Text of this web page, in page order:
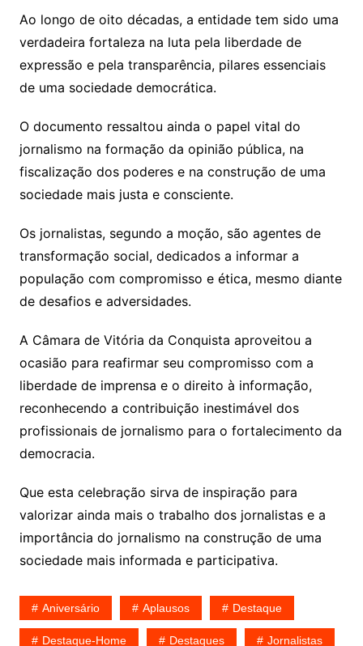
Ao longo de oito décadas, a entidade tem sido uma
verdadeira fortaleza na luta pela liberdade de
expressão e pela transparência, pilares essenciais
de uma sociedade democrática.
O documento ressaltou ainda o papel vital do
jornalismo na formação da opinião pública, na
fiscalização dos poderes e na construção de uma
sociedade mais justa e consciente.
Os jornalistas, segundo a moção, são agentes de
transformação social, dedicados a informar a
população com compromisso e ética, mesmo diante
de desafios e adversidades.
A Câmara de Vitória da Conquista aproveitou a
ocasião para reafirmar seu compromisso com a
liberdade de imprensa e o direito à informação,
reconhecendo a contribuição inestimável dos
profissionais de jornalismo para o fortalecimento da
democracia.
Que esta celebração sirva de inspiração para
valorizar ainda mais o trabalho dos jornalistas e a
importância do jornalismo na construção de uma
sociedade mais informada e participativa.
Aniversário Aplausos Destaque
Destaque-Home Destaques Jornalistas